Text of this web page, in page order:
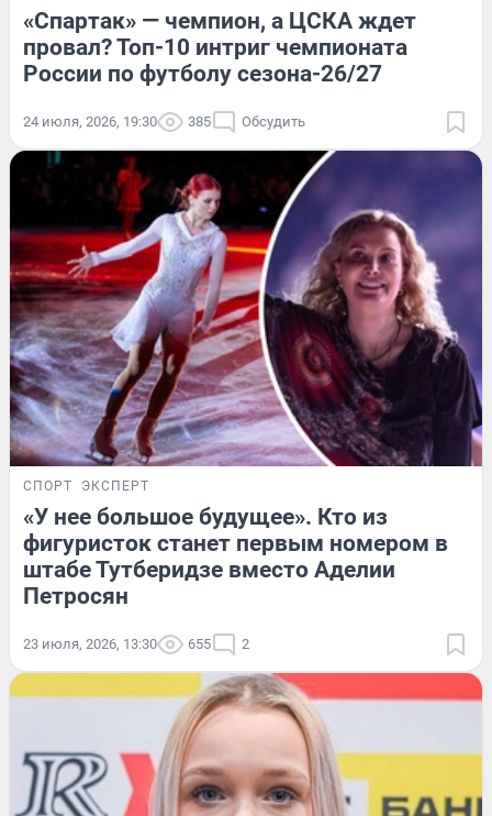
«Спартак» — чемпион, а ЦСКА ждет
провал? Топ-10 интриг чемпионата
России по футболу сезона-26/27
24 июля, 2026, 19:30 385 Обсудить
СПОРТ ЭКСПЕРТ
«У нее большое будущее». Кто из
фигуристок станет первым номером в
штабе Тутберидзе вместо Аделии
Петросян
23 июля, 2026, 13:30 655 2